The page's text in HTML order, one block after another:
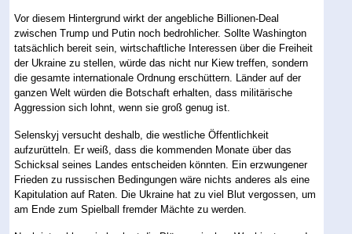
Vor diesem Hintergrund wirkt der angebliche Billionen-Deal
zwischen Trump und Putin noch bedrohlicher. Sollte Washington
tatsächlich bereit sein, wirtschaftliche Interessen über die Freiheit
der Ukraine zu stellen, würde das nicht nur Kiew treffen, sondern
die gesamte internationale Ordnung erschüttern. Länder auf der
ganzen Welt würden die Botschaft erhalten, dass militärische
Aggression sich lohnt, wenn sie groß genug ist.
Selenskyj versucht deshalb, die westliche Öffentlichkeit
aufzurütteln. Er weiß, dass die kommenden Monate über das
Schicksal seines Landes entscheiden könnten. Ein erzwungener
Frieden zu russischen Bedingungen wäre nichts anderes als eine
Kapitulation auf Raten. Die Ukraine hat zu viel Blut vergossen, um
am Ende zum Spielball fremder Mächte zu werden.